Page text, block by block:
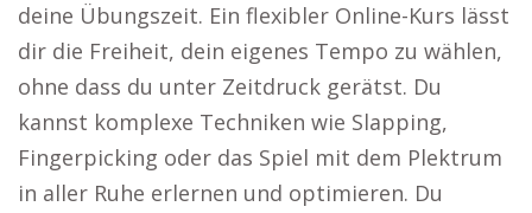
deine Übungszeit. Ein flexibler Online-Kurs lässt
dir die Freiheit, dein eigenes Tempo zu wählen,
ohne dass du unter Zeitdruck gerätst. Du
kannst komplexe Techniken wie Slapping,
Fingerpicking oder das Spiel mit dem Plektrum
in aller Ruhe erlernen und optimieren. Du